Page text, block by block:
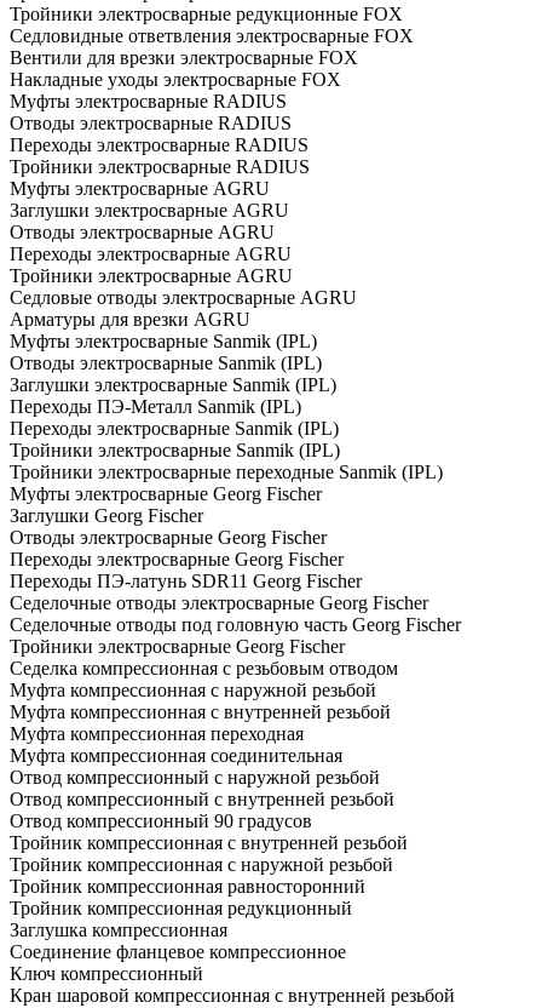
Тройники электросварные редукционные FOX
Седловидные ответвления электросварные FOX
Вентили для врезки электросварные FOX
Накладные уходы электросварные FOX
Муфты электросварные RADIUS
Отводы электросварные RADIUS
Переходы электросварные RADIUS
Тройники электросварные RADIUS
Муфты электросварные AGRU
Заглушки электросварные AGRU
Отводы электросварные AGRU
Переходы электросварные AGRU
Тройники электросварные AGRU
Седловые отводы электросварные AGRU
Арматуры для врезки AGRU
Муфты электросварные Sanmik (IPL)
Отводы электросварные Sanmik (IPL)
Заглушки электросварные Sanmik (IPL)
Переходы ПЭ-Металл Sanmik (IPL)
Переходы электросварные Sanmik (IPL)
Тройники электросварные Sanmik (IPL)
Тройники электросварные переходные Sanmik (IPL)
Муфты электросварные Georg Fischer
Заглушки Georg Fischer
Отводы электросварные Georg Fischer
Переходы электросварные Georg Fischer
Переходы ПЭ-латунь SDR11 Georg Fischer
Седелочные отводы электросварные Georg Fischer
Седелочные отводы под головную часть Georg Fischer
Тройники электросварные Georg Fischer
Седелка компрессионная с резьбовым отводом
Муфта компрессионная с наружной резьбой
Муфта компрессионная с внутренней резьбой
Муфта компрессионная переходная
Муфта компрессионная соединительная
Отвод компрессионный с наружной резьбой
Отвод компрессионный с внутренней резьбой
Отвод компрессионный 90 градусов
Тройник компрессионная с внутренней резьбой
Тройник компрессионная с наружной резьбой
Тройник компрессионная равносторонний
Тройник компрессионная редукционный
Заглушка компрессионная
Соединение фланцевое компрессионное
Ключ компрессионный
Кран шаровой компрессионная с внутренней резьбой